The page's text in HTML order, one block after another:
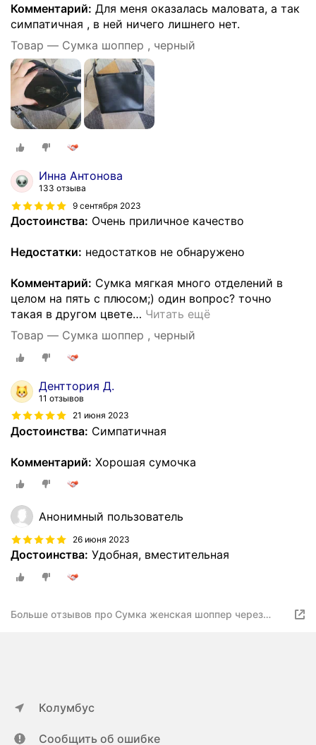
Комментарий: Для меня оказалась маловата, а так
симпатичная , в ней ничего лишнего нет.
Товар — Сумка шоппер , черный
Инна Антонова
133 отзыва
9 сентября 2023
Достоинства: Очень приличное качество
Недостатки: недостатков не обнаружено
Комментарий: Сумка мягкая много отделений в
целом на пять с плюсом;) один вопрос? точно
такая в другом цвете… Читать ещё
Товар — Сумка шоппер , черный
Денттория Д.
11 отзывов
21 июня 2023
Достоинства: Симпатичная
Комментарий: Хорошая сумочка
Анонимный пользователь
26 июня 2023
Достоинства: Удобная, вместительная
Больше отзывов про Сумка женская шоппер через
Колумбус
Сообщить об ошибке